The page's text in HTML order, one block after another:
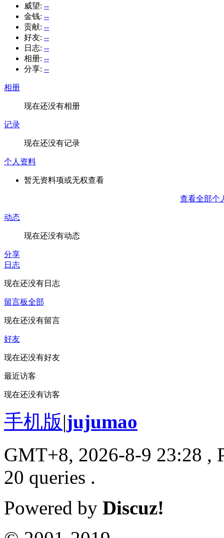
威望: --
金钱: --
贡献: --
好友: --
日志: --
相册: --
分享: --
相册
现在还没有相册
记录
现在还没有记录
个人资料
暂无资料项或无权查看
查看全部个
动态
现在还没有动态
分享
日志
现在还没有日志
留言板全部
现在还没有留言
好友
现在还没有好友
最近访客
现在还没有访客
手机版|jujumao
GMT+8, 2026-8-9 23:28 ,
20 queries .
Powered by Discuz!